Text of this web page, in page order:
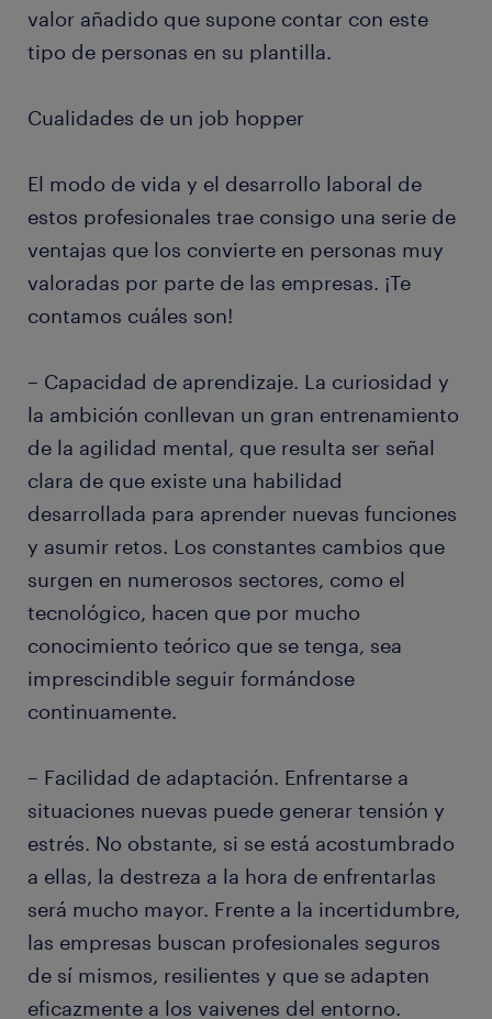
valor añadido que supone contar con este
tipo de personas en su plantilla.
Cualidades de un job hopper
El modo de vida y el desarrollo laboral de
estos profesionales trae consigo una serie de
ventajas que los convierte en personas muy
valoradas por parte de las empresas. ¡Te
contamos cuáles son!
– Capacidad de aprendizaje. La curiosidad y
la ambición conllevan un gran entrenamiento
de la agilidad mental, que resulta ser señal
clara de que existe una habilidad
desarrollada para aprender nuevas funciones
y asumir retos. Los constantes cambios que
surgen en numerosos sectores, como el
tecnológico, hacen que por mucho
conocimiento teórico que se tenga, sea
imprescindible seguir formándose
continuamente.
– Facilidad de adaptación. Enfrentarse a
situaciones nuevas puede generar tensión y
estrés. No obstante, si se está acostumbrado
a ellas, la destreza a la hora de enfrentarlas
será mucho mayor. Frente a la incertidumbre,
las empresas buscan profesionales seguros
de sí mismos, resilientes y que se adapten
eficazmente a los vaivenes del entorno.